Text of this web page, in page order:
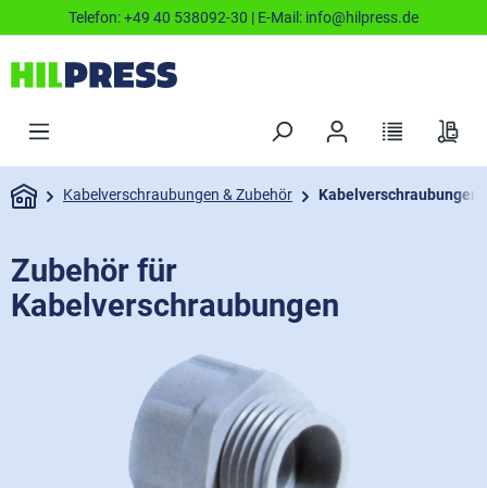
Telefon:+49 40 538092-30 | E-Mail: info@hilpress.de
Kabelverschraubungen & Zubehör Kabelverschraubungen
Zubehör für
Kabelverschraubungen